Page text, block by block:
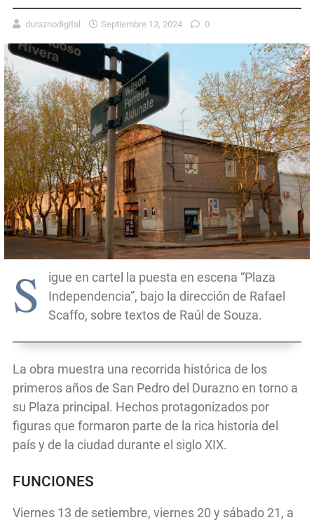
duraznodigital Septiembre 13, 2024 0
S
igue en cartel la puesta en escena “Plaza
Independencia”, bajo la dirección de Rafael
Scaffo, sobre textos de Raúl de Souza.
La obra muestra una recorrida histórica de los
primeros años de San Pedro del Durazno en torno a
su Plaza principal. Hechos protagonizados por
figuras que formaron parte de la rica historia del
país y de la ciudad durante el siglo XIX.
FUNCIONES
Viernes 13 de setiembre, viernes 20 y sábado 21, a